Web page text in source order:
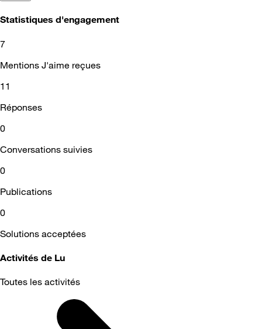
Statistiques d'engagement
7
Mentions J'aime reçues
11
Réponses
0
Conversations suivies
0
Publications
0
Solutions acceptées
Activités de Lu
Toutes les activités